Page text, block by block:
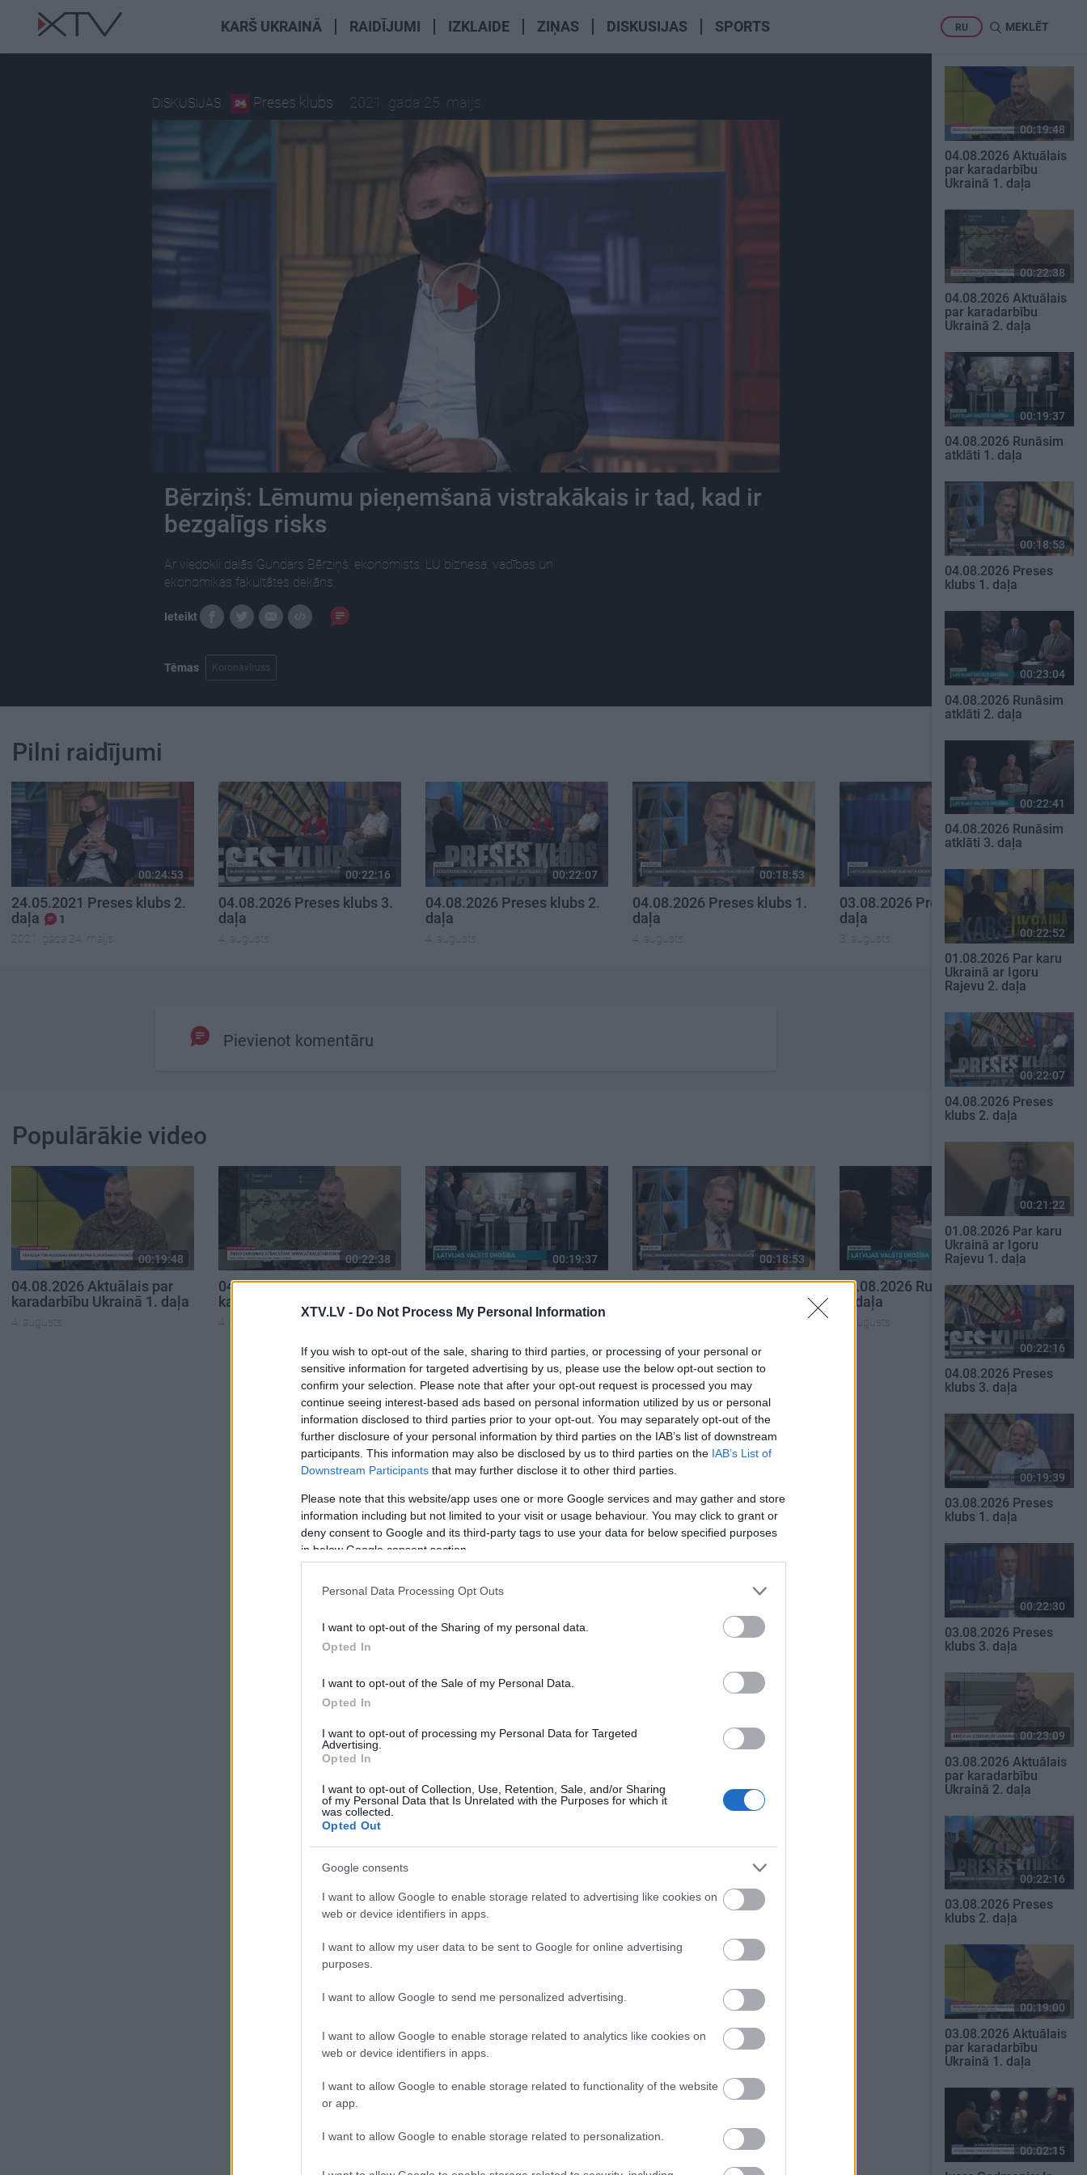
XTV.LV - Do Not Process My Personal Information
If you wish to opt-out of the sale, sharing to third parties, or processing of your personal or
sensitive information for targeted advertising by us, please use the below opt-out section to
confirm your selection. Please note that after your opt-out request is processed you may
continue seeing interest-based ads based on personal information utilized by us or personal
information disclosed to third parties prior to your opt-out. You may separately opt-out of the
further disclosure of your personal information by third parties on the IAB’s list of downstream
participants. This information may also be disclosed by us to third parties on the IAB’s List of
Downstream Participants that may further disclose it to other third parties.
Please note that this website/app uses one or more Google services and may gather and store
information including but not limited to your visit or usage behaviour. You may click to grant or
deny consent to Google and its third-party tags to use your data for below specified purposes
in below Google consent section.
Personal Data Processing Opt Outs
I want to opt-out of the Sharing of my personal data.
Opted In
I want to opt-out of the Sale of my Personal Data.
Opted In
I want to opt-out of processing my Personal Data for Targeted
Advertising.
Opted In
I want to opt-out of Collection, Use, Retention, Sale, and/or Sharing
of my Personal Data that Is Unrelated with the Purposes for which it
was collected.
Opted Out
Google consents
I want to allow Google to enable storage related to advertising like cookies on
web or device identifiers in apps.
I want to allow my user data to be sent to Google for online advertising
purposes.
I want to allow Google to send me personalized advertising.
I want to allow Google to enable storage related to analytics like cookies on
web or device identifiers in apps.
I want to allow Google to enable storage related to functionality of the website
or app.
I want to allow Google to enable storage related to personalization.
KARŠ UKRAINĀ RAIDĪJUMI IZKLAIDE ZIŅAS DISKUSIJAS SPORTS RU MEKLĒT
DISKUSIJAS Preses klubs 2021. gada 25. maijs
Bērziņš: Lēmumu pieņemšanā vistrakākais ir tad, kad ir
bezgalīgs risks
Ar viedokli dalās Gundars Bērziņš, ekonomists, LU biznesa, vadības un
ekonomikas fakultātes dekāns.
Ieteikt
Tēmas Koronavīruss
Pilni raidījumi
00:24:53
24.05.2021 Preses klubs 2.
daļa
1
2021. gada 24. maijs
00:22:16
04.08.2026 Preses klubs 3.
daļa
4. augusts
00:22:07
04.08.2026 Preses klubs 2.
daļa
4. augusts
00:18:53
04.08.2026 Preses klubs 1.
daļa
4. augusts
00:22:30
03.08.2026 Preses klubs 3.
daļa
3. augusts
Pievienot komentāru
Populārākie video
00:19:48
04.08.2026 Aktuālais par
karadarbību Ukrainā 1. daļa
4. augusts
00:22:38
04.08.2026 Aktuālais par
karadarbību Ukrainā 2. daļa
4. augusts
00:19:37
04.08.2026 Runāsim atklāti
4. augusts
00:18:53
04.08.2026 Preses klubs 1.
00:23:04
04.08.2026 Runāsim atklāti
2. daļa
4. augusts
SKATĪT VISUS
00:19:48
04.08.2026 Aktuālais
par karadarbību
Ukrainā 1. daļa
00:22:38
04.08.2026 Aktuālais
par karadarbību
Ukrainā 2. daļa
00:19:37
04.08.2026 Runāsim
atklāti 1. daļa
00:18:53
04.08.2026 Preses
klubs 1. daļa
00:23:04
04.08.2026 Runāsim
atklāti 2. daļa
00:22:41
04.08.2026 Runāsim
atklāti 3. daļa
00:22:52
01.08.2026 Par karu
Ukrainā ar Igoru
Rajevu 2. daļa
00:22:07
04.08.2026 Preses
klubs 2. daļa
00:21:22
01.08.2026 Par karu
Ukrainā ar Igoru
Rajevu 1. daļa
00:22:16
04.08.2026 Preses
klubs 3. daļa
00:19:39
03.08.2026 Preses
klubs 1. daļa
00:22:30
03.08.2026 Preses
klubs 3. daļa
00:23:09
03.08.2026 Aktuālais
par karadarbību
Ukrainā 2. daļa
00:22:16
03.08.2026 Preses
klubs 2. daļa
00:19:00
03.08.2026 Aktuālais
par karadarbību
Ukrainā 1. daļa
00:02:15